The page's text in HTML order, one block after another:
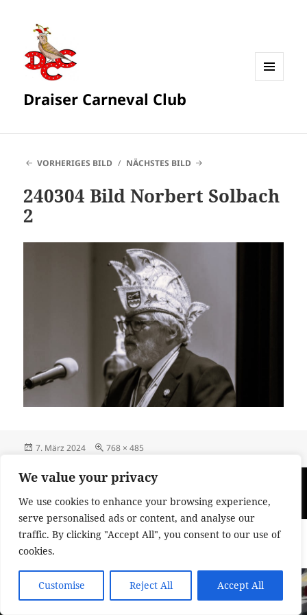
We value your privacy
We use cookies to enhance your browsing experience,
serve personalised ads or content, and analyse our
traffic. By clicking "Accept All", you consent to our use of
cookies.
Customise Reject All Accept All
Draiser Carneval Club
VORHERIGES BILD NÄCHSTES BILD
240304 Bild Norbert Solbach
2
Veröffentlicht
7. März 2024 Originalgröße
768 × 485
Beitragsnavigation
VERÖFFENTLICHT IN
Der DCC trauert um Norbert Solbach
Impressum und Datenschutzerklärung
Stolz präsentiert von
WordPress